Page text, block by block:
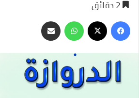
فيسبوك
‫X واتسابمشاركة
عبر
البريد